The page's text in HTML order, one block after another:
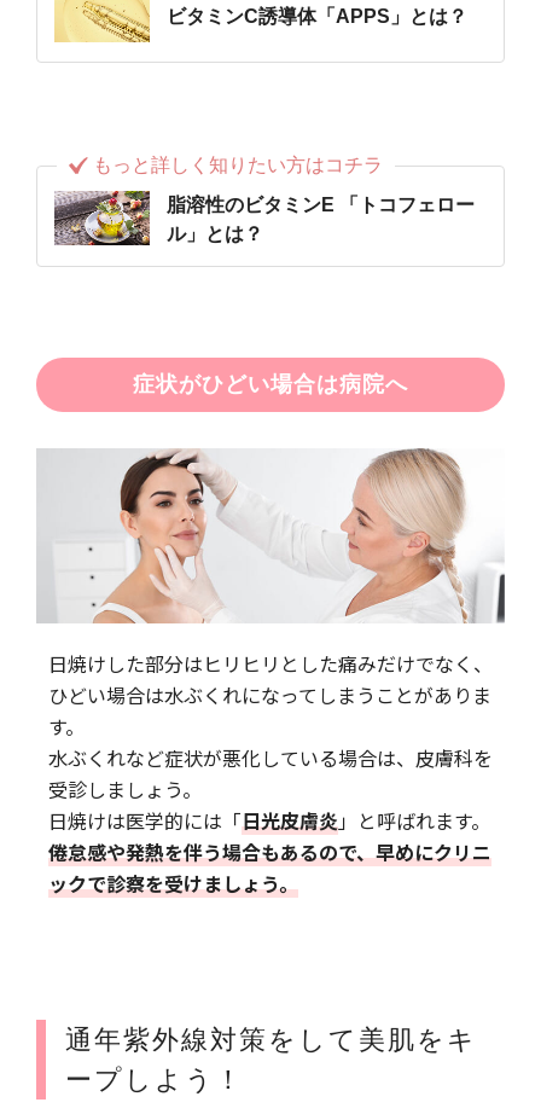
ビタミンC誘導体「APPS」とは？
もっと詳しく知りたい方はコチラ
脂溶性のビタミンE 「トコフェロー
ル」とは？
症状がひどい場合は病院へ
日焼けした部分はヒリヒリとした痛みだけでなく、
ひどい場合は水ぶくれになってしまうことがありま
す。
水ぶくれなど症状が悪化している場合は、皮膚科を
受診しましょう。
日焼けは医学的には「日光皮膚炎」と呼ばれます。
倦怠感や発熱を伴う場合もあるので、早めにクリニ
ックで診察を受けましょう。
通年紫外線対策をして美肌をキ
ープしよう！